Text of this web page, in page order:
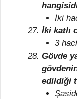
İki
İki katlı
3
Gövde
edildiği